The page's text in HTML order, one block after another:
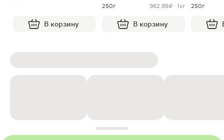
В корзину
250г
962.99 ₽ · 1кг
В корзину
250г